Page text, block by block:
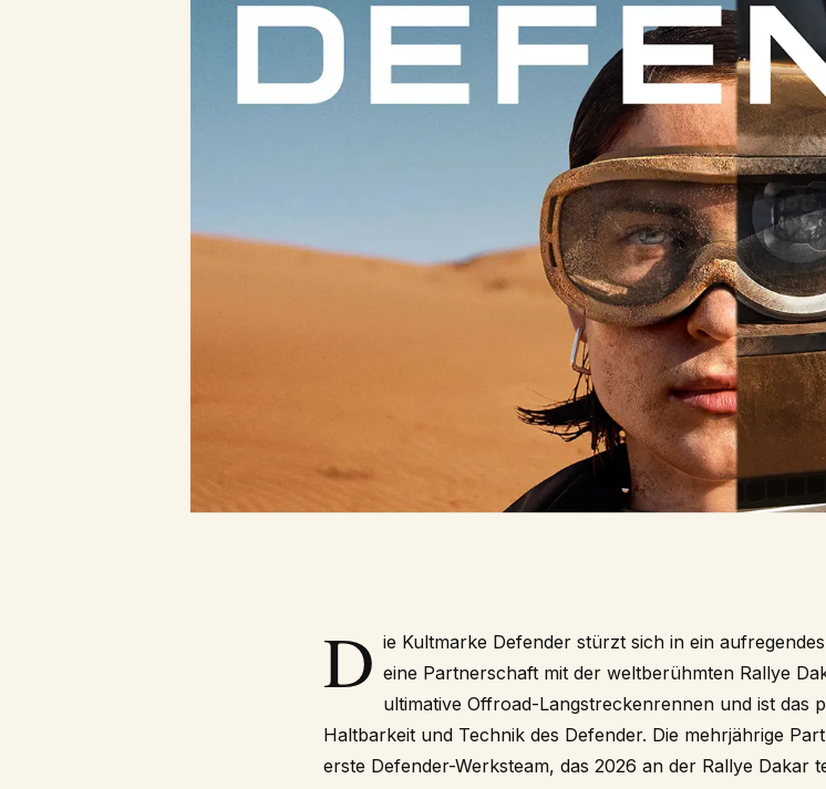
D ie Kultmarke Defender stürzt sich in ein
eine Partnerschaft mit der weltberühmten Rallye
ultimative Offroad-Langstreckenrennen und ist
Haltbarkeit und Technik des Defender. Die mehrjährige
erste Defender-Werksteam, das 2026 an der Rallye Dakar